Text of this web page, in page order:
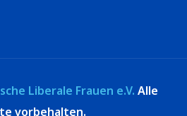
Liberale Frauen e.V. Alle
vorbehalten.